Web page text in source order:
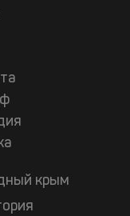
крым